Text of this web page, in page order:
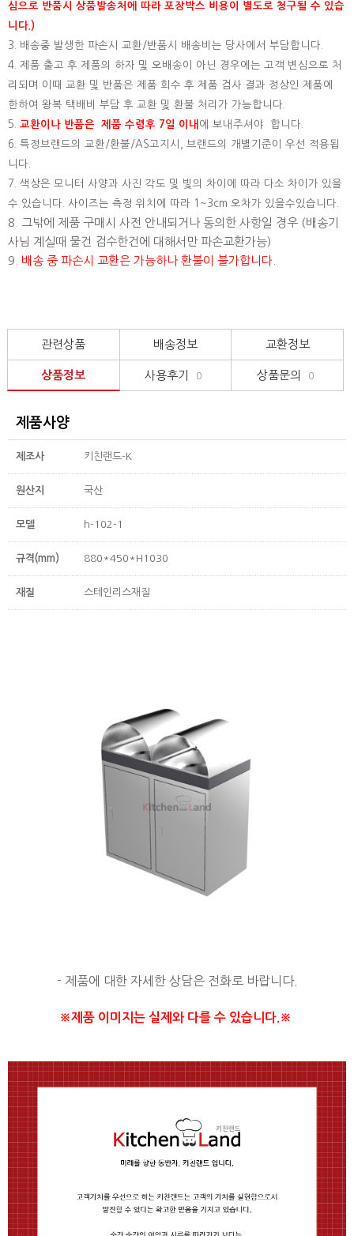
심으로 반품시 상품발송처에 따라 포장박스 비용이 별도로 청구될 수 있습
니다.)
3. 배송중 발생한 파손시 교환/반품시 배송비는 당사에서 부담합니다.
4. 제품 출고 후 제품의 하자 및 오배송이 아닌 경우에는 고객 변심으로 처
리되며 이때 교환 및 반품은 제품 회수 후 제품 검사 결과 정상인 제품에
한하여 왕복 택배비 부담 후 교환 및 환불 처리가 가능합니다.
5. 교환이나 반품은 제품 수령후 7일 이내 에 보내주셔야 합니다.
6. 특정브랜드의 교환/환불/AS고지시, 브랜드의 개별기준이 우선 적용됩
니다.
7. 색상은 모니터 사양과 사진 각도 및 빛의 차이에 따라 다소 차이가 있을
수 있습니다. 사이즈는 측정 위치에 따라 1~3cm 오차가 있을수있습니다.
8. 그밖에 제품 구매시 사전 안내되거나 동의한 사항일 경우 (배송기
사님 계실때 물건 검수한건에 대해서만 파손교환가능)
9. 배송 중 파손시 교환은 가능하나 환불이 불가합니다.
관련상품 배송정보 교환정보
상품정보 사용후기 0 상품문의 0
제품사양
제조사 키친랜드-K
원산지 국산
모델 h-102-1
규격(mm) 880*450*H1030
재질 스테인리스재질
- 제품에 대한 자세한 상담은 전화로 바랍니다.
※제품 이미지는 실제와 다를 수 있습니다.※